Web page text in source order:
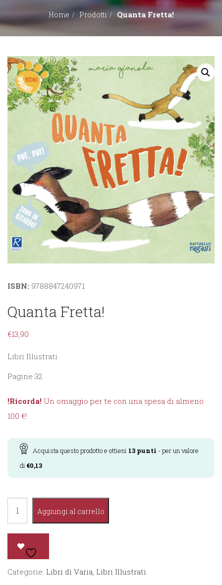
EDITORI
LIBRERIE
Home Prodotti Quanta Fretta!
ISBN: 9788847240971
Quanta Fretta!
€13,90
Libri Illustrati
Pagine 32
!Ricorda! Un omaggio per te con una spesa di almeno
100 €!
Acquista questo prodotto e ottieni 13 punti - per un valore
di €0,13
quantità
Aggiungi al carrello
Categorie: Libri di Varia, Libri Illustrati